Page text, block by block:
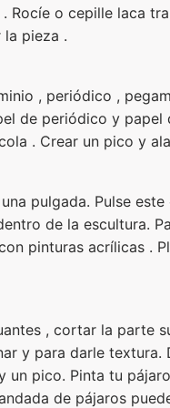
Rocíe o cepille laca
pieza .
, periódico ,
de periódico y papel
. Crear un pico y
pulgada. Pulse este
de la escultura.
pinturas acrílicas .
, cortar la parte
y para darle textura.
un pico. Pinta tu
de pájaros